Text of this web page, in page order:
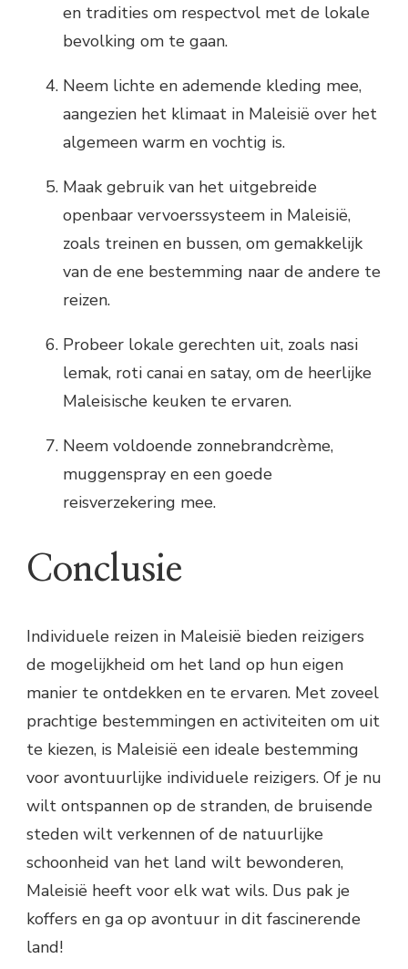
en tradities om respectvol met de lokale
bevolking om te gaan.
Neem lichte en ademende kleding mee,
aangezien het klimaat in Maleisië over het
algemeen warm en vochtig is.
Maak gebruik van het uitgebreide
openbaar vervoerssysteem in Maleisië,
zoals treinen en bussen, om gemakkelijk
van de ene bestemming naar de andere te
reizen.
Probeer lokale gerechten uit, zoals nasi
lemak, roti canai en satay, om de heerlijke
Maleisische keuken te ervaren.
Neem voldoende zonnebrandcrème,
muggenspray en een goede
reisverzekering mee.
Conclusie
Individuele reizen in Maleisië bieden reizigers
de mogelijkheid om het land op hun eigen
manier te ontdekken en te ervaren. Met zoveel
prachtige bestemmingen en activiteiten om uit
te kiezen, is Maleisië een ideale bestemming
voor avontuurlijke individuele reizigers. Of je nu
wilt ontspannen op de stranden, de bruisende
steden wilt verkennen of de natuurlijke
schoonheid van het land wilt bewonderen,
Maleisië heeft voor elk wat wils. Dus pak je
koffers en ga op avontuur in dit fascinerende
land!